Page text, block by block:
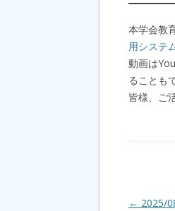
本学会教
用システ
動画は
ることも
皆様、ご
投稿ナビ
← 2025/